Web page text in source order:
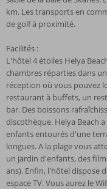
km. Les transports en
de golf à proximité.
Facilités :
L'hôtel 4 étoiles Helya
chambres réparties dans
réception où vous pouvez
restaurant à buffets, un
bar. Des boissons
discothèque. Helya Beach
enfants entourés d'une
longues. A la plage vous
un jardin d'enfants, des
ans). Enfin, l'hôtel dispose
espace TV. Vous aurez le